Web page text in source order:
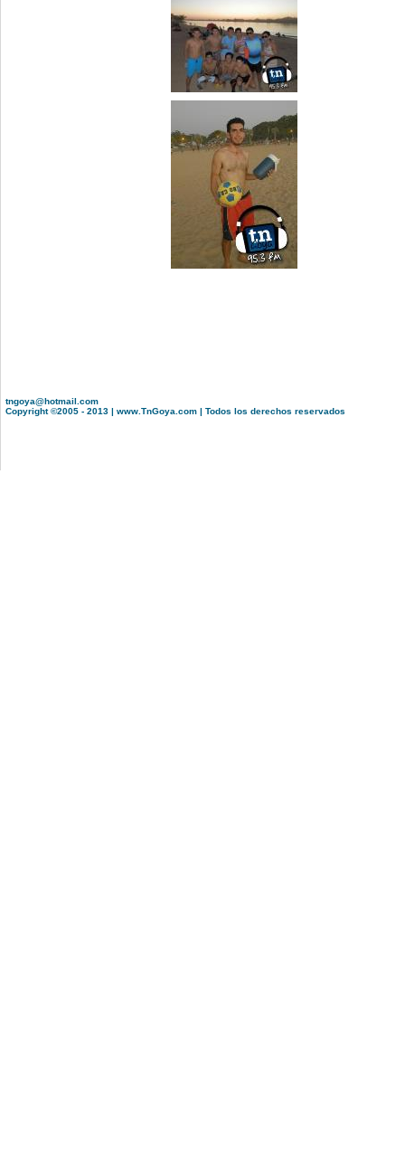
tngoya@hotmail.com
Copyright ©2005 - 2013 | www.TnGoya.com | Todos los derechos reservados